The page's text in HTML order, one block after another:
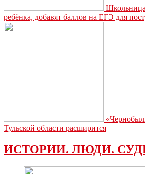
ребёнка, добавят баллов на ЕГЭ для
Тульской области расширится
ИСТОРИИ. ЛЮДИ.